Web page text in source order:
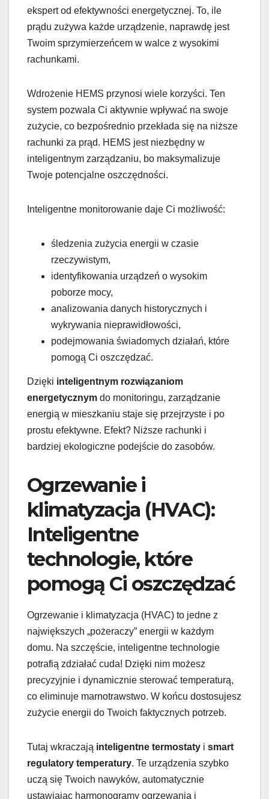
ekspert od efektywności energetycznej. To, ile
prądu zużywa każde urządzenie, naprawdę jest
Twoim sprzymierzeńcem w walce z wysokimi
rachunkami.
Wdrożenie HEMS przynosi wiele korzyści. Ten
system pozwala Ci aktywnie wpływać na swoje
zużycie, co bezpośrednio przekłada się na niższe
rachunki za prąd. HEMS jest niezbędny w
inteligentnym zarządzaniu, bo maksymalizuje
Twoje potencjalne oszczędności.
Inteligentne monitorowanie daje Ci możliwość:
śledzenia zużycia energii w czasie
rzeczywistym,
identyfikowania urządzeń o wysokim
poborze mocy,
analizowania danych historycznych i
wykrywania nieprawidłowości,
podejmowania świadomych działań, które
pomogą Ci oszczędzać.
Dzięki inteligentnym rozwiązaniom
energetycznym do monitoringu, zarządzanie
energią w mieszkaniu staje się przejrzyste i po
prostu efektywne. Efekt? Niższe rachunki i
bardziej ekologiczne podejście do zasobów.
Ogrzewanie i
klimatyzacja (HVAC):
Inteligentne
technologie, które
pomogą Ci oszczędzać
Ogrzewanie i klimatyzacja (HVAC) to jedne z
największych „pożeraczy” energii w każdym
domu. Na szczęście, inteligentne technologie
potrafią zdziałać cuda! Dzięki nim możesz
precyzyjnie i dynamicznie sterować temperaturą,
co eliminuje marnotrawstwo. W końcu dostosujesz
zużycie energii do Twoich faktycznych potrzeb.
Tutaj wkraczają inteligentne termostaty i smart
regulatory temperatury. Te urządzenia szybko
uczą się Twoich nawyków, automatycznie
ustawiając harmonogramy ogrzewania i